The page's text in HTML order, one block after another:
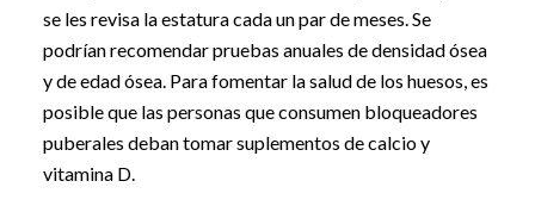
se les revisa la estatura cada un par de meses. Se
podrían recomendar pruebas anuales de densidad ósea
y de edad ósea. Para fomentar la salud de los huesos, es
posible que las personas que consumen bloqueadores
puberales deban tomar suplementos de calcio y
vitamina D.